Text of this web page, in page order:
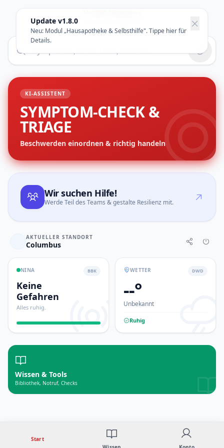
Update v1.8.0
Neu: Modul „Hausapotheke & Selbsthilfe". Tippe hier für
Details.
Ein Projekt der GzV gUG i.G.
KI-ASSISTENT
SYMPTOM-CHECK &
TRIAGE
Beschwerden einordnen & richtig handeln
Wir suchen Hilfe!
Werde Teil des Teams & gestalte Resilienz mit.
AKTUELLER STANDORT
Columbus
NINA BBK
Keine
Gefahren
Alles ruhig.
WETTER DWD
--°
Unbekannt
Ruhig
Wissen & Tools
Bibliothek, Notruf, Checks
Start